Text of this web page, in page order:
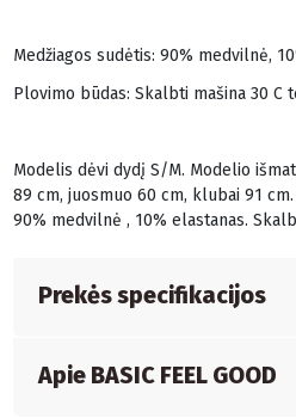
Medžiagos sudėtis: 90% medvilnė,
Plovimo būdas: Skalbti mašina 30 C
Modelis dėvi dydį S/M. Modelio
89 cm, juosmuo 60 cm, klubai 91 cm.
90% medvilnė , 10% elastanas.
Prekės specifikacijos
Apie BASIC FEEL GOOD